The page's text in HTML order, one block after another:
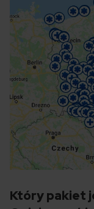
Który pakiet